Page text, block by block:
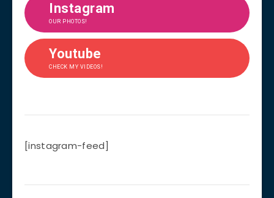
Instagram
OUR PHOTOS!
Youtube
CHECK MY VIDEOS!
[instagram-feed]